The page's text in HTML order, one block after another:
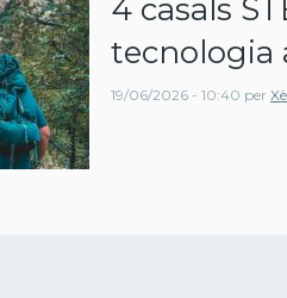
4 casals
tecnologia
19/06/2026 - 10:40 per